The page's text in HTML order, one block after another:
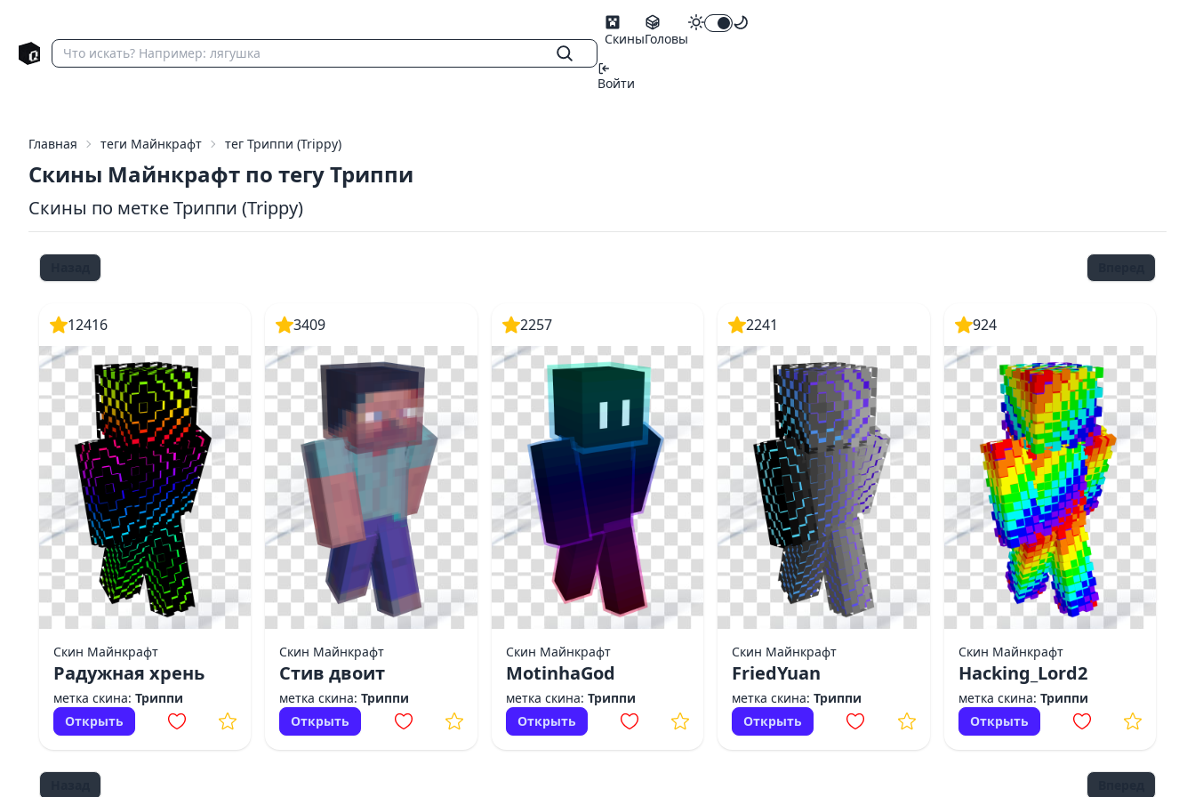
СкиныГоловы
Войти
Главная теги Майнкрафт тег Триппи (Trippy)
Скины Майнкрафт по тегу Триппи
Скины по метке Триппи (Trippy)
12416
Скин Майнкрафт
Радужная хрень
метка скина: Триппи
Открыть
3409
Скин Майнкрафт
Стив двоит
метка скина:Триппи
Открыть
2257
Скин Майнкрафт
MotinhaGod
метка скина: Триппи
Открыть
2241
Скин Майнкрафт
FriedYuan
метка скина:Триппи
Открыть
924
Скин Майнкрафт
Hacking_Lord2
метка скина: Триппи
Открыть